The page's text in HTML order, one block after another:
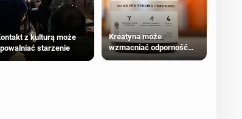
z kulturą może
starzenie
Kreatyna może
wzmacniać odporność
przeciw nowotworom